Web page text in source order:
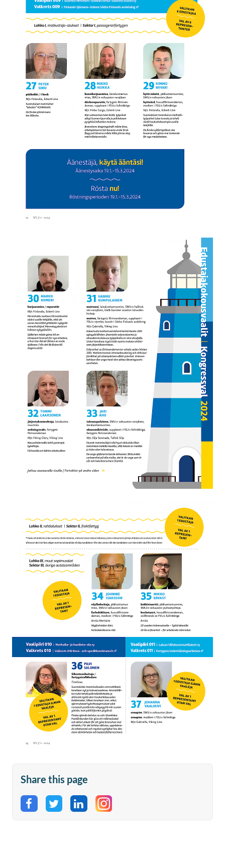
Share this page
Share on Facebook
Share on Twitter
Share on LinkedIn